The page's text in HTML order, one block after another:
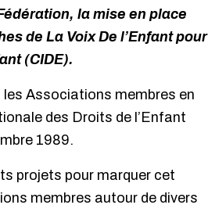
la mise en place
de La Voix De l’Enfant pour
(CIDE).
Associations membres en
des Droits de l’Enfant
1989.
projets pour marquer cet
membres autour de divers